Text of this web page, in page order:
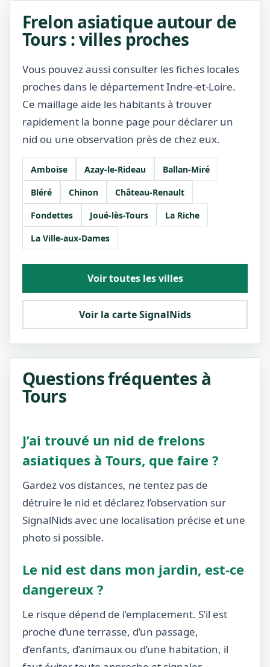
Frelon asiatique autour de
Tours : villes proches
Vous pouvez aussi consulter les fiches locales
proches dans le département Indre-et-Loire.
Ce maillage aide les habitants à trouver
rapidement la bonne page pour déclarer un
nid ou une observation près de chez eux.
Amboise Azay-le-Rideau
Ballan-Miré
Bléré
Chinon
Château-Renault
Fondettes
Joué-lès-Tours
La Riche
La Ville-aux-Dames
Voir toutes les villes
Voir la carte SignalNids
Questions fréquentes à
Tours
J’ai trouvé un nid de frelons
asiatiques à Tours, que faire ?
Gardez vos distances, ne tentez pas de
détruire le nid et déclarez l’observation sur
SignalNids avec une localisation précise et une
photo si possible.
Le nid est dans mon jardin, est-ce
dangereux ?
Le risque dépend de l’emplacement. S’il est
proche d’une terrasse, d’un passage,
d’enfants, d’animaux ou d’une habitation, il